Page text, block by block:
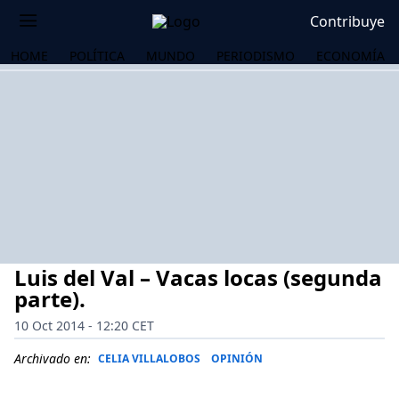
Contribuye
HOME POLÍTICA MUNDO PERIODISMO ECONOMÍA
Luis del Val – Vacas locas (segunda
parte).
10 Oct 2014 - 12:20 CET
Archivado en: CELIA VILLALOBOS OPINIÓN